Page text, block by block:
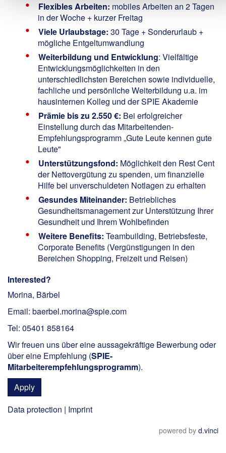
Flexibles Arbeiten: mobiles Arbeiten an 2 Tagen
in der Woche + kurzer Freitag
Viele Urlaubstage: 30 Tage + Sonderurlaub +
mögliche Entgeltumwandlung
Weiterbildung und Entwicklung: Vielfältige
Entwicklungsmöglichkeiten in den
unterschiedlichsten Bereichen sowie individuelle,
fachliche und persönliche Weiterbildung u.a. im
hausinternen Kolleg und der SPIE Akademie
Prämie bis zu 2.550 €: Bei erfolgreicher
Einstellung durch das Mitarbeitenden-
Empfehlungsprogramm „Gute Leute kennen gute
Leute"
Unterstützungsfond: Möglichkeit den Rest Cent
der Nettovergütung zu spenden, um finanzielle
Hilfe bei unverschuldeten Notlagen zu erhalten
Gesundes Miteinander: Betriebliches
Gesundheitsmanagement zur Unterstützung Ihrer
Gesundheit und Ihrem Wohlbefinden
Weitere Benefits: Teambuilding, Betriebsfeste,
Corporate Benefits (Vergünstigungen in den
Bereichen Shopping, Freizeit und Reisen)
Interested?
Morina, Bärbel
Email: baerbel.morina@spie.com
Tel: 05401 858164
Wir freuen uns über eine aussagekräftige Bewerbung oder
über eine Empfehlung (SPIE-
Mitarbeiterempfehlungsprogramm).
Apply
Data protection | Imprint
powered by d.vinci